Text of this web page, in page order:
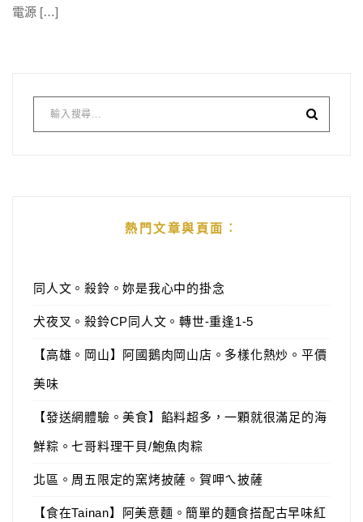
電源 […]
熱門文章與頁面︰
同人文。殺鈴。妳是我心中的掛念
犬夜叉。殺鈴CP同人文。轉世-重逢1-5
【高雄。岡山】阿國鵝肉岡山店。多樣化熱炒。平價
美味
【發送網體驗。美食】餡料超多，一顆就很滿足的海
鮮粽。七哥料理干貝/鮑魚肉粽
北區。周五限定的窯烤披薩。賀呷ㄟ披薩
【食在Tainan】阿美意麵。簡單的麵食搭配古早味紅